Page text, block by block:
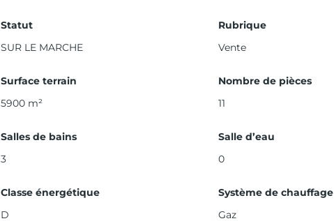
Statut
SUR LE MARCHE
Rubrique
Vente
Surface terrain
5900 m²
Nombre de pièces
11
Salles de bains
3
Salle d’eau
0
Classe énergétique
D
Système de chauffage
Gaz